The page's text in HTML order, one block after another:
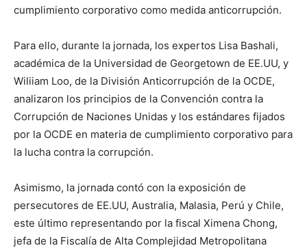
cumplimiento corporativo como medida anticorrupción.
Para ello, durante la jornada, los expertos Lisa Bashali,
académica de la Universidad de Georgetown de EE.UU, y
Wiliiam Loo, de la División Anticorrupción de la OCDE,
analizaron los principios de la Convención contra la
Corrupción de Naciones Unidas y los estándares fijados
por la OCDE en materia de cumplimiento corporativo para
la lucha contra la corrupción.
Asimismo, la jornada contó con la exposición de
persecutores de EE.UU, Australia, Malasia, Perú y Chile,
este último representando por la fiscal Ximena Chong,
jefa de la Fiscalía de Alta Complejidad Metropolitana